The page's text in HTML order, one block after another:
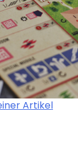
Artikel